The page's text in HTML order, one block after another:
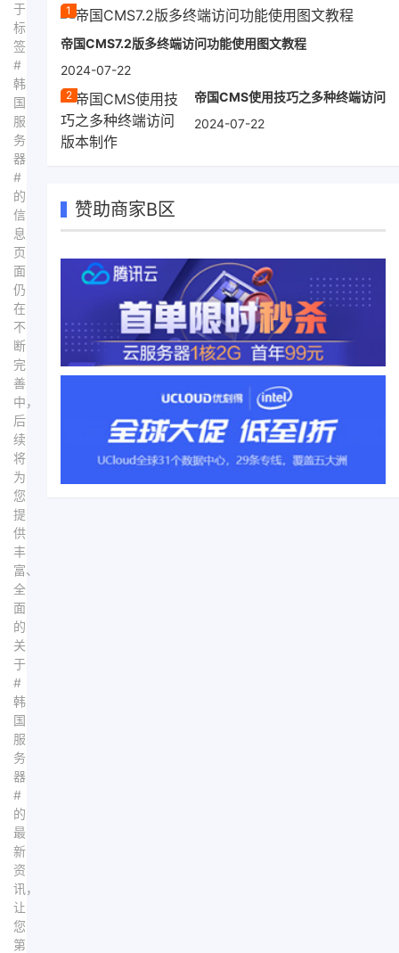
于
标
签
#
韩
国
服
务
器
#
的
信
息
页
面
仍
在
不
断
完
善
中，
后
续
将
为
您
提
供
丰
富、
全
面
的
关
于
#
韩
国
服
务
器
#
的
最
新
资
讯，
让
您
第
帝国CMS7.2版多终端访问功能使用图文教程
2024-07-22
帝国CMS使用技巧之多种终端访问
2024-07-22
赞助商家B区